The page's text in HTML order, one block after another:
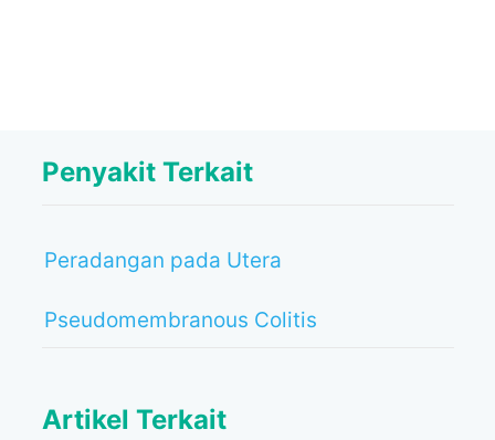
Penyakit Terkait
Peradangan pada Utera
Pseudomembranous Colitis
Artikel Terkait